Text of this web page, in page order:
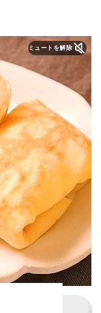
ミュートを解除